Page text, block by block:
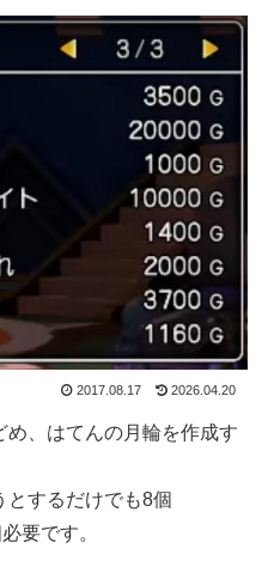
2017.08.17 2026.04.20
め、はてんの月輪を作成す
とするだけでも8個
要です。